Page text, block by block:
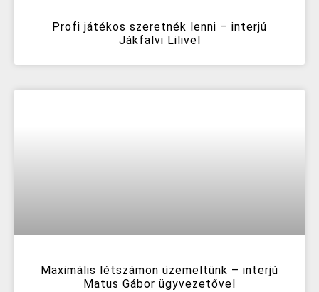
Profi játékos szeretnék lenni – interjú
Jákfalvi Lilivel
Maximális létszámon üzemeltünk – interjú
Matus Gábor ügyvezetővel